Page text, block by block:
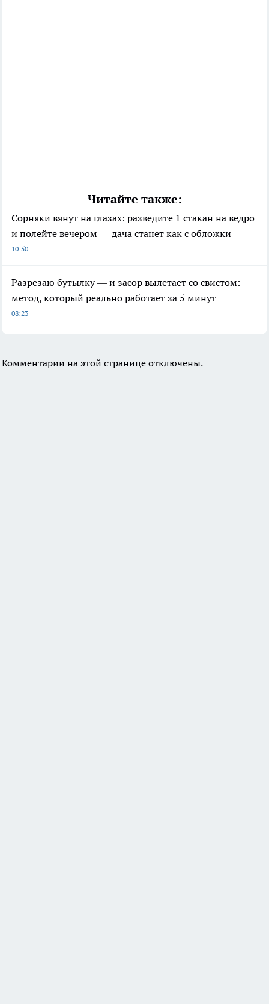
Читайте также:
Сорняки вянут на глазах: разведите 1 стакан на ведро
и полейте вечером — дача станет как с обложки
10:50
Разрезаю бутылку — и засор вылетает со свистом:
метод, который реально работает за 5 минут
08:23
Комментарии на этой странице отключены.